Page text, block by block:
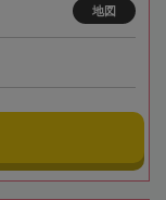
地図